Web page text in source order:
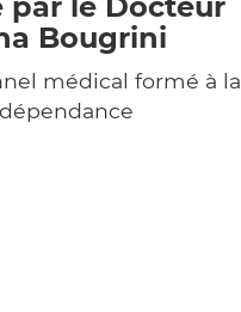
par le Docteur
Bougrini
médical formé à la
dépendance